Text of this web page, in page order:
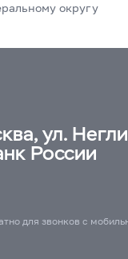
округу
ул.
России
для звонков с